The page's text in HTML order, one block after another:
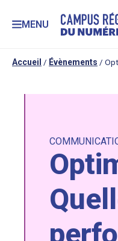
MENU
Accueil / Évènements /